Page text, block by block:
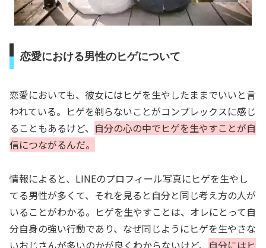
恋愛における男性のヒゲについて
恋愛においても、彼女にはヒゲを生やしたままでいいと言
われている。ヒゲを剃らないことがコンプレックスに感じ
ることもあるけど、 自分の心の中でヒゲを生やすことが自
信につながるんだ。
情報によると、LINEのプロフィール写真にヒゲを生やし
てる男性が多くて、それを見ると自分と同じ考え方の人が
いることがわかる。ヒゲを生やすことは、オレにとって自
分自身の強い行動であり、なぜ同じようにヒゲを生やさな